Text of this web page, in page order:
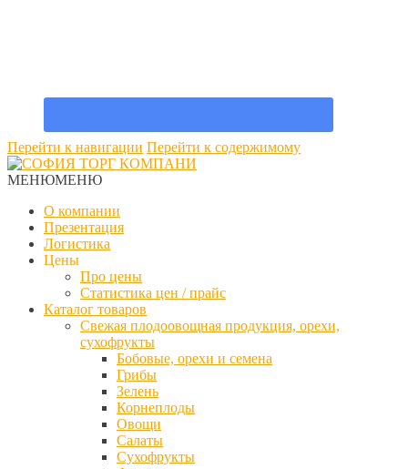
Перейти к навигации Перейти к содержимому
МЕНЮМЕНЮ
О компании
Презентация
Логистика
Цены
Про цены
Статистика цен / прайс
Каталог товаров
Свежая плодоовощная продукция, орехи,
сухофрукты
Бобовые, орехи и семена
Грибы
Зелень
Корнеплоды
Овощи
Салаты
Сухофрукты